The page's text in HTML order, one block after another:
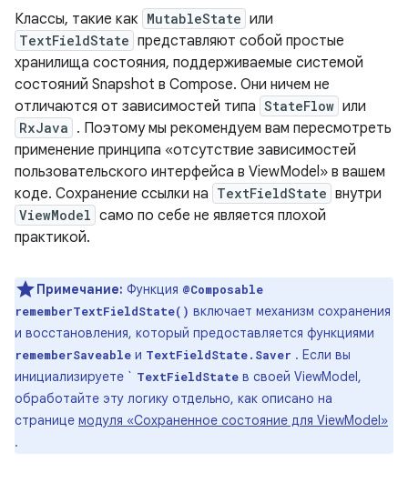
Классы, такие как MutableState или
TextFieldState представляют собой простые
хранилища состояния, поддерживаемые системой
состояний Snapshot в Compose. Они ничем не
отличаются от зависимостей типа StateFlow или
RxJava . Поэтому мы рекомендуем вам пересмотреть
применение принципа «отсутствие зависимостей
пользовательского интерфейса в ViewModel» в вашем
коде. Сохранение ссылки на TextFieldState внутри
ViewModel само по себе не является плохой
практикой.
Примечание: Функция @Composable
rememberTextFieldState() включает механизм сохранения
и восстановления, который предоставляется функциями
rememberSaveable и TextFieldState.Saver . Если вы
инициализируете ` TextFieldState в своей ViewModel,
обработайте эту логику отдельно, как описано на
странице модуля «Сохраненное состояние для ViewModel»
.